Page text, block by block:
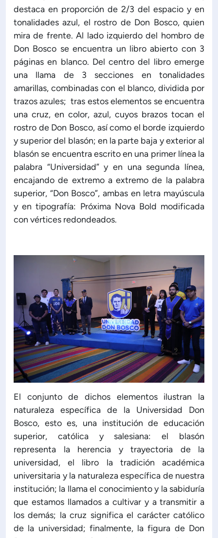
destaca en proporción de 2/3 del espacio y en
tonalidades azul, el rostro de Don Bosco, quien
mira de frente. Al lado izquierdo del hombro de
Don Bosco se encuentra un libro abierto con 3
páginas en blanco. Del centro del libro emerge
una llama de 3 secciones en tonalidades
amarillas, combinadas con el blanco, dividida por
trazos azules; tras estos elementos se encuentra
una cruz, en color, azul, cuyos brazos tocan el
rostro de Don Bosco, así como el borde izquierdo
y superior del blasón; en la parte baja y exterior al
blasón se encuentra escrito en una primer línea la
palabra “Universidad” y en una segunda línea,
encajando de extremo a extremo de la palabra
superior, “Don Bosco”, ambas en letra mayúscula
y en tipografía: Próxima Nova Bold modificada
con vértices redondeados.
El conjunto de dichos elementos ilustran la
naturaleza específica de la Universidad Don
Bosco, esto es, una institución de educación
superior, católica y salesiana: el blasón
representa la herencia y trayectoria de la
universidad, el libro la tradición académica
universitaria y la naturaleza específica de nuestra
institución; la llama el conocimiento y la sabiduría
que estamos llamados a cultivar y a transmitir a
los demás; la cruz significa el carácter católico
de la universidad; finalmente, la figura de Don